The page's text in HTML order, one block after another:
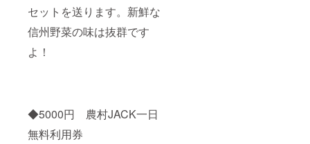
セットを送ります。新鮮な
信州野菜の味は抜群です
よ！
◆5000円 農村JACK一日
無料利用券